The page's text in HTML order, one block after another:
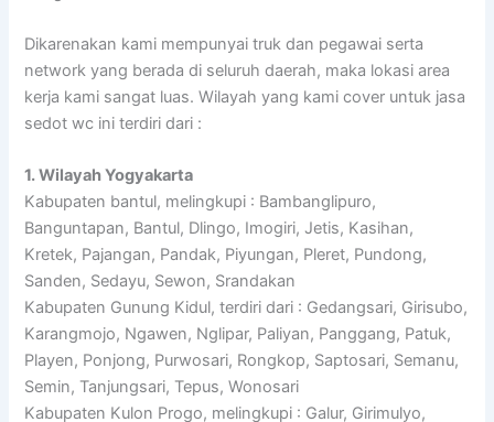
Dikarenakan kami mempunyai truk dan pegawai serta
network yang berada di seluruh daerah, maka lokasi area
kerja kami sangat luas. Wilayah yang kami cover untuk jasa
sedot wc ini terdiri dari :
1. Wilayah Yogyakarta
Kabupaten bantul, melingkupi : Bambanglipuro,
Banguntapan, Bantul, Dlingo, Imogiri, Jetis, Kasihan,
Kretek, Pajangan, Pandak, Piyungan, Pleret, Pundong,
Sanden, Sedayu, Sewon, Srandakan
Kabupaten Gunung Kidul, terdiri dari : Gedangsari, Girisubo,
Karangmojo, Ngawen, Nglipar, Paliyan, Panggang, Patuk,
Playen, Ponjong, Purwosari, Rongkop, Saptosari, Semanu,
Semin, Tanjungsari, Tepus, Wonosari
Kabupaten Kulon Progo, melingkupi : Galur, Girimulyo,